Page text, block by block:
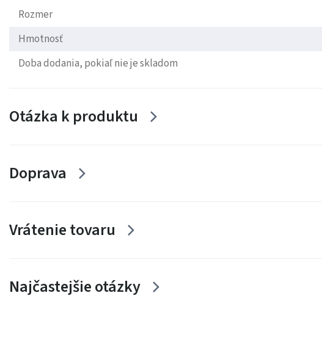
Rozmer
Hmotnosť
Doba dodania, pokiaľ nie je skladom
Otázka k produktu
Doprava
Vrátenie tovaru
Najčastejšie otázky